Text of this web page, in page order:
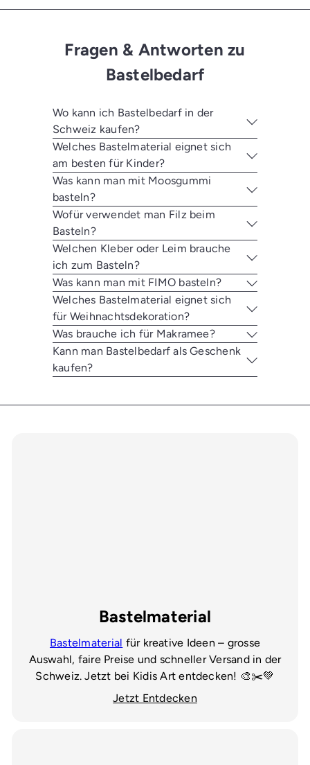
Fragen & Antworten zu
Bastelbedarf
Wo kann ich Bastelbedarf in der
Schweiz kaufen?
Welches Bastelmaterial eignet sich
am besten für Kinder?
Was kann man mit Moosgummi
basteln?
Wofür verwendet man Filz beim
Basteln?
Welchen Kleber oder Leim brauche
ich zum Basteln?
Was kann man mit FIMO basteln?
Welches Bastelmaterial eignet sich
für Weihnachtsdekoration?
Was brauche ich für Makramee?
Kann man Bastelbedarf als Geschenk
kaufen?
Bastelmaterial
Bastelmaterial für kreative Ideen – grosse
Auswahl, faire Preise und schneller Versand in der
Schweiz. Jetzt bei Kidis Art entdecken! 🎨✂️💚
Jetzt Entdecken